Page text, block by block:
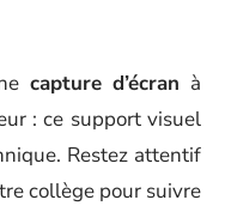
capture d’écran à
: ce support visuel
Restez attentif
collège pour suivre